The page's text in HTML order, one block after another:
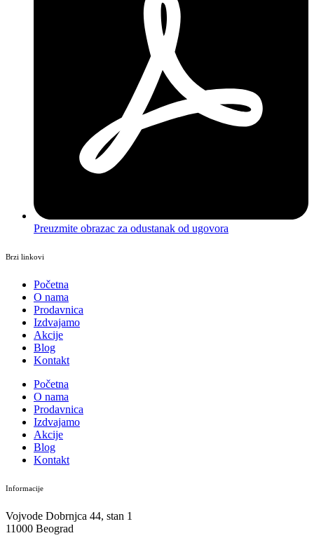
Preuzmite obrazac za odustanak od ugovora
Brzi linkovi
Početna
O nama
Prodavnica
Izdvajamo
Akcije
Blog
Kontakt
Početna
O nama
Prodavnica
Izdvajamo
Akcije
Blog
Kontakt
Informacije
Vojvode Dobrnjca 44, stan 1
11000 Beograd